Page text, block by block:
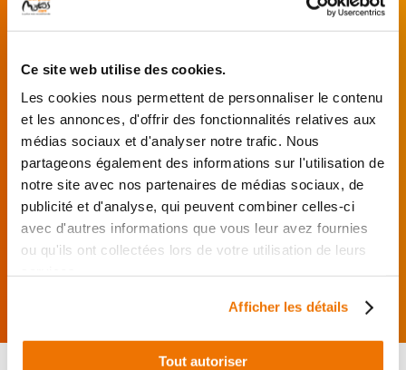
Ce site web utilise des cookies.
Les cookies nous permettent de personnaliser le contenu
et les annonces, d'offrir des fonctionnalités relatives aux
médias sociaux et d'analyser notre trafic. Nous
partageons également des informations sur l'utilisation de
notre site avec nos partenaires de médias sociaux, de
publicité et d'analyse, qui peuvent combiner celles-ci
avec d'autres informations que vous leur avez fournies
ou qu'ils ont collectées lors de votre utilisation de leurs
Afficher les détails
Tout autoriser
retrouvez notre réseau de réparateurs et de
garages partenaires.
présente au garage.
J’effectue ma
directement auprès
du réparateur.
Mes pièces sont livrées et
montées chez le partenaire.